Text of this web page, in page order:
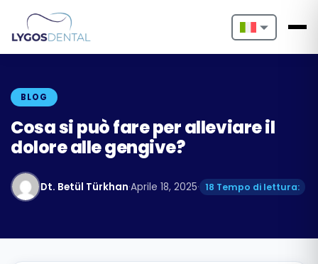
Nederlands
Français
Português
BLOG
Cosa si può fare per alleviare il
dolore alle gengive?
Dt. Betül Türkhan·Aprile 18, 2025· 18 Tempo di lettura: